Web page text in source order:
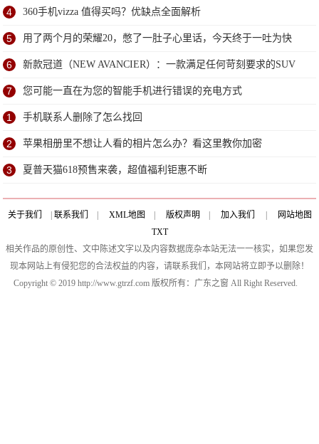
4 360手机vizza 值得买吗？优缺点全面解析
5 用了两个月的荣耀20，憋了一肚子心里话，今天终于一吐为快
6 新款冠道（NEW AVANCIER）：一款满足任何苛刻要求的SUV
7 您可能一直在为您的智能手机进行错误的充电方式
1 手机联系人删除了怎么找回
2 苹果相册里不想让人看的相片怎么办？看这里教你加密
3 夏普天猫618预售来袭，超值福利钜惠不断
关于我们 联系我们 XML地图 版权声明 加入我们
网站地图
TXT
相关作品的原创性、文中陈述文字以及内容数据庞杂本站无法一一核实，如果您发
现本网站上有侵犯您的合法权益的内容，请联系我们，本网站将立即予以删除！
Copyright © 2019 http://www.gtrzf.com 版权所有：广东之窗 All Right Reserved.